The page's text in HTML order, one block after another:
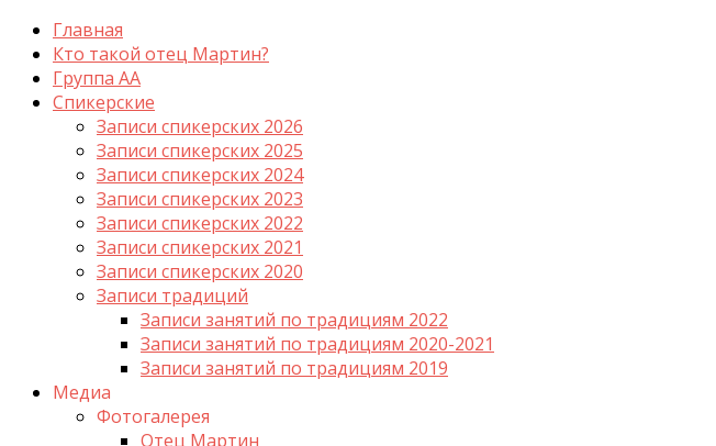
Главная
Кто такой отец Мартин?
Группа АА
Спикерские
Записи спикерских 2026
Записи спикерских 2025
Записи спикерских 2024
Записи спикерских 2023
Записи спикерских 2022
Записи спикерских 2021
Записи спикерских 2020
Записи традиций
Записи занятий по традициям 2022
Записи занятий по традициям 2020-2021
Записи занятий по традициям 2019
Медиа
Фотогалерея
Отец Мартин